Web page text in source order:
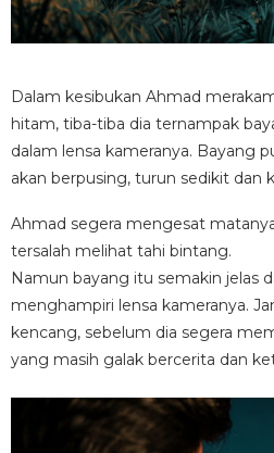
Dalam kesibukan Ahmad
hitam, tiba-tiba dia ternampak
dalam lensa kameranya. Bayang
akan berpusing, turun sedikit dan
Ahmad segera mengesat
tersalah melihat tahi bintang.
Namun bayang itu semakin jelas
menghampiri lensa kameranya.
kencang, sebelum dia segera
yang masih galak bercerita dan